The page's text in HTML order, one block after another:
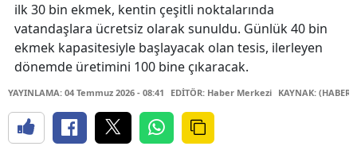
ilk 30 bin ekmek, kentin çeşitli noktalarında
vatandaşlara ücretsiz olarak sunuldu. Günlük 40 bin
ekmek kapasitesiyle başlayacak olan tesis, ilerleyen
dönemde üretimini 100 bine çıkaracak.
YAYINLAMA: 04 Temmuz 2026 - 08:41 EDİTÖR: Haber Merkezi KAYNAK: (HABER